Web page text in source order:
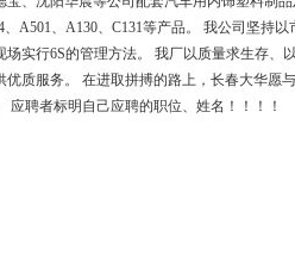
A501、A130、C131等产品。 我公司坚
场实行6S的管理方法。 我厂以质量求生存
质服务。 在进取拼搏的路上，长春大华
聘者标明自己应聘的职位、姓名！！！！